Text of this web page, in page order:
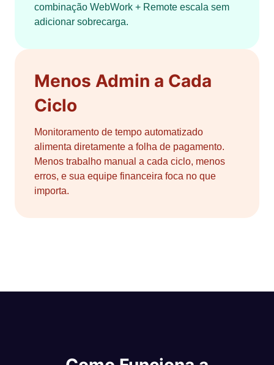
combinação WebWork + Remote escala sem
adicionar sobrecarga.
Menos Admin a Cada
Ciclo
Monitoramento de tempo automatizado
alimenta diretamente a folha de pagamento.
Menos trabalho manual a cada ciclo, menos
erros, e sua equipe financeira foca no que
importa.